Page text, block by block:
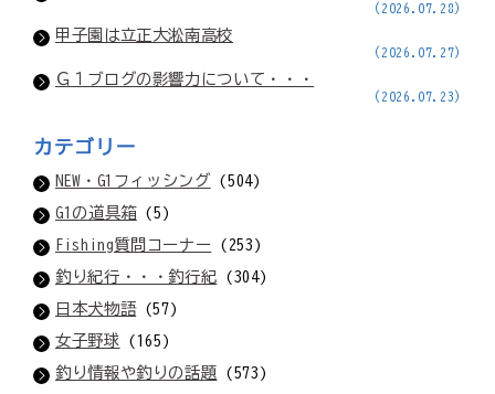
(2026.07.28)
甲子園は立正大淞南高校
(2026.07.27)
Ｇ１ブログの影響力について・・・
(2026.07.23)
カテゴリー
NEW・G1フィッシング(504)
G1の道具箱(5)
Fishing質問コーナー (253)
釣り紀行・・・釣行紀 (304)
日本犬物語(57)
女子野球 (165)
釣り情報や釣りの話題 (573)